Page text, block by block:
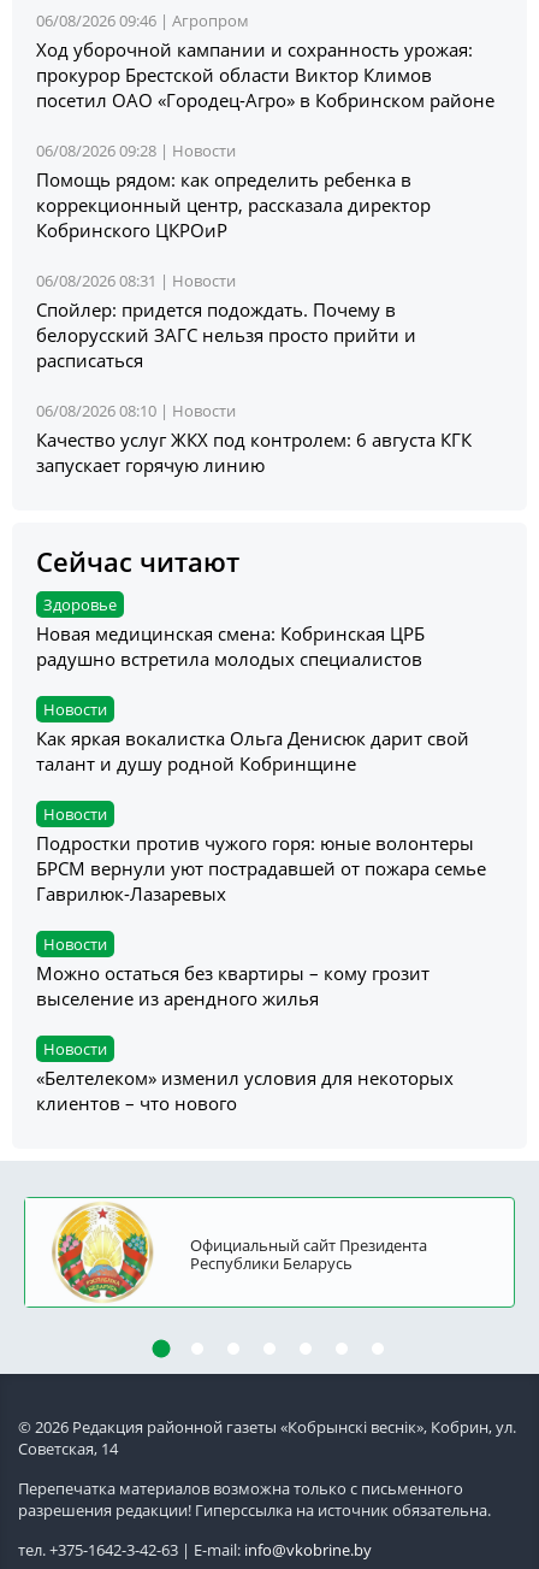
06/08/2026 09:46 | Агропром
Ход уборочной кампании и сохранность урожая:
прокурор Брестской области Виктор Климов
посетил ОАО «Городец-Агро» в Кобринском районе
06/08/2026 09:28 | Новости
Помощь рядом: как определить ребенка в
коррекционный центр, рассказала директор
Кобринского ЦКРОиР
06/08/2026 08:31 | Новости
Спойлер: придется подождать. Почему в
белорусский ЗАГС нельзя просто прийти и
расписаться
06/08/2026 08:10 | Новости
Качество услуг ЖКХ под контролем: 6 августа КГК
запускает горячую линию
Сейчас читают
Здоровье
Новая медицинская смена: Кобринская ЦРБ
радушно встретила молодых специалистов
Новости
Как яркая вокалистка Ольга Денисюк дарит свой
талант и душу родной Кобринщине
Новости
Подростки против чужого горя: юные волонтеры
БРСМ вернули уют пострадавшей от пожара семье
Гаврилюк-Лазаревых
Новости
Можно остаться без квартиры – кому грозит
выселение из арендного жилья
Новости
«Белтелеком» изменил условия для некоторых
клиентов – что нового
Официальный сайт Президента
Республики Беларусь
© 2026 Редакция районной газеты «Кобрынскi веснiк», Кобрин, ул.
Советская, 14
Перепечатка материалов возможна только с письменного
разрешения редакции! Гиперссылка на источник обязательна.
тел. +375-1642-3-42-63 | E-mail: info@vkobrine.by